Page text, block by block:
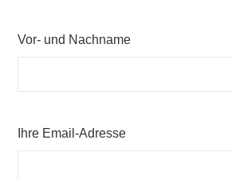
Vor- und Nachname
Ihre Email-Adresse